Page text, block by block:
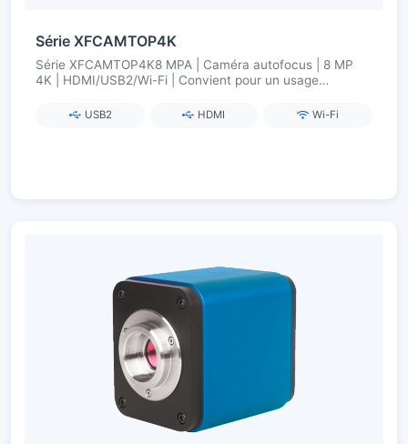
Série XFCAMTOP4K
Série XFCAMTOP4K8 MPA | Caméra autofocus | 8 MP
4K | HDMI/USB2/Wi-Fi | Convient pour un usage
USB2 HDMI Wi-Fi